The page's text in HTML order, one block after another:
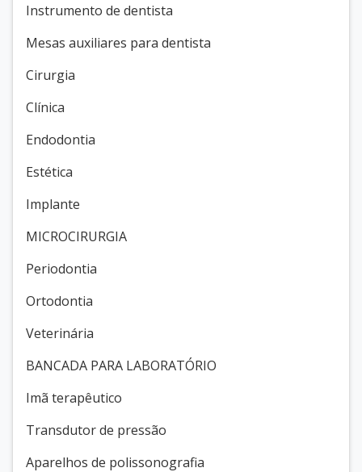
Instrumento de dentista
Mesas auxiliares para dentista
Cirurgia
Clínica
Endodontia
Estética
Implante
MICROCIRURGIA
Periodontia
Ortodontia
Veterinária
BANCADA PARA LABORATÓRIO
Imã terapêutico
Transdutor de pressão
Aparelhos de polissonografia